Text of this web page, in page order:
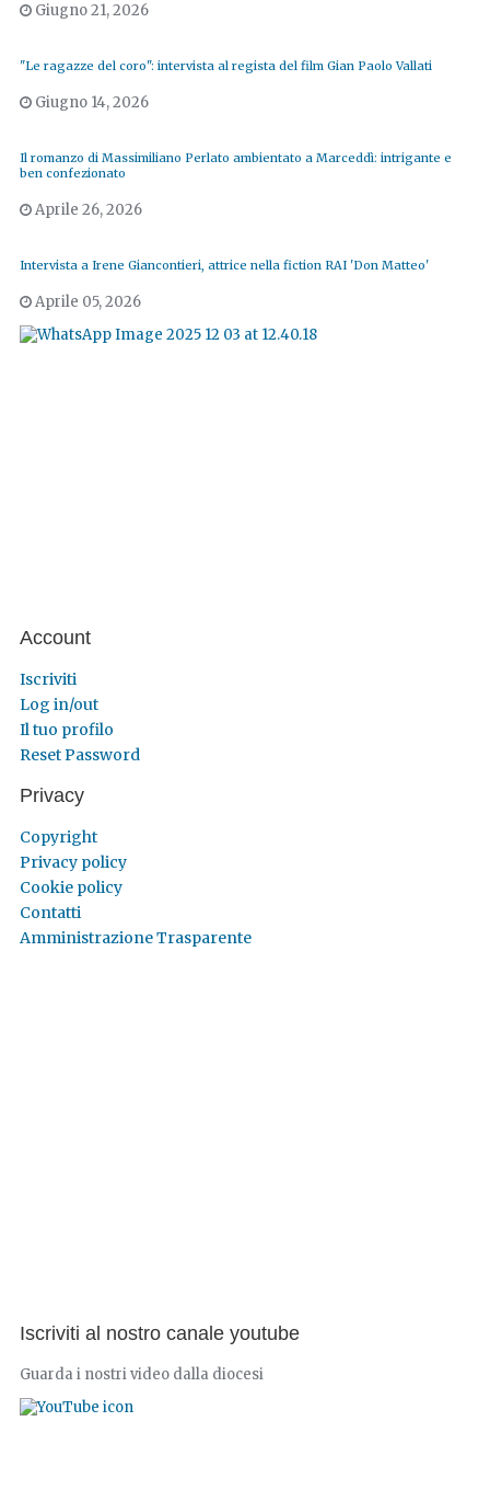
Giugno 21, 2026
"Le ragazze del coro": intervista al regista del film Gian Paolo Vallati
Giugno 14, 2026
Il romanzo di Massimiliano Perlato ambientato a Marceddì: intrigante e
ben confezionato
Aprile 26, 2026
Intervista a Irene Giancontieri, attrice nella fiction RAI 'Don Matteo'
Aprile 05, 2026
Account
Iscriviti
Log in/out
Il tuo profilo
Reset Password
Privacy
Copyright
Privacy policy
Cookie policy
Contatti
Amministrazione Trasparente
Iscriviti al nostro canale youtube
Guarda i nostri video dalla diocesi